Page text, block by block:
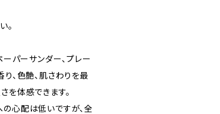
。
パーサンダー、プレー
、色艶、肌さわりを最
を体感できます。
心配は低いですが、全